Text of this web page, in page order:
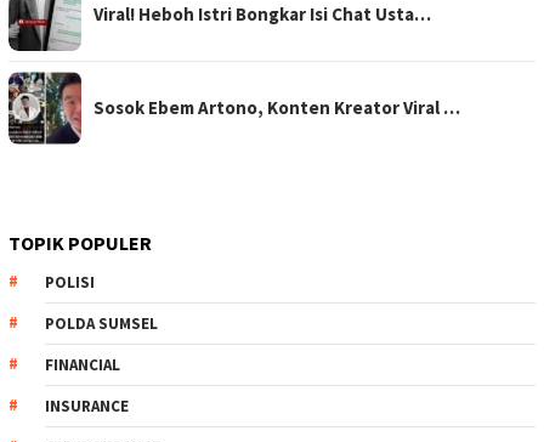
Viral! Heboh Istri Bongkar Isi Chat Usta…
Sosok Ebem Artono, Konten Kreator Viral …
TOPIK POPULER
POLISI
POLDA SUMSEL
FINANCIAL
INSURANCE